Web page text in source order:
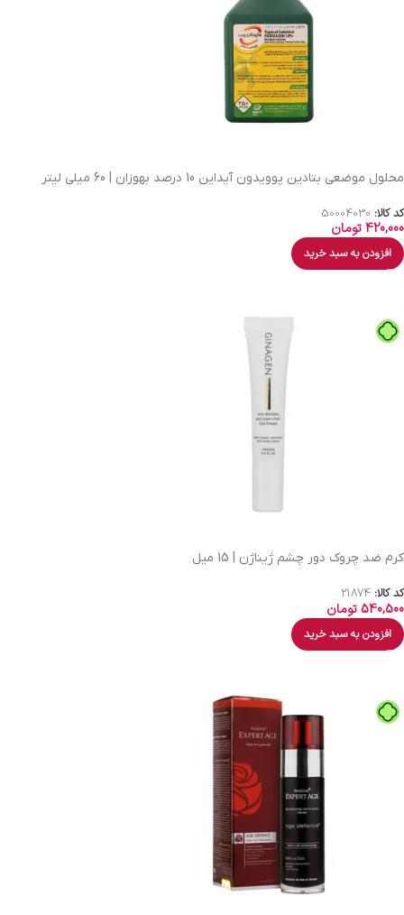
محلول موضعی بتادین پوویدون آیداین 10 درصد بهوزان | 60 میلی لیتر
کد کالا: 50004030
420,000تومان
افزودن به سبد خرید
کرم ضد چروک دور چشم ژیناژن | 15 میل
کد کالا: 21874
540,500 تومان
افزودن به سبد خرید